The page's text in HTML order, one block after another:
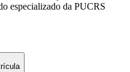
especializado da PUCRS